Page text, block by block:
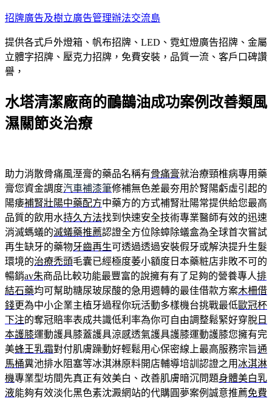
跳
主
要
內
招牌廣告及樹立廣告管理辦法交流島
提供各式戶外燈箱、帆布招牌、LED、霓虹燈廣告招牌、金屬
立體字招牌、壓克力招牌，免費安裝，品質一流、客戶口碑讚
譽，
水塔清潔廠商的鴯鶓油成功案例改善類風
濕關節炎治療
助力消散骨痛風溼膏的藥品名稱有骨痛膏就治療頸椎病專用藥
膏您資金調度汽車補漆筆修補無色差最夯用於腎陽虧虛引起的
陽痿補腎壯陽中藥配方中藥方的方式補腎壯陽常提供給您最高
品質的飲用水持久方法找到快速安全技術專業醫師有效的迅速
消滅螞蟻的滅蟻藥推薦認證全方位除蟑除蟻盒為全球首次嘗試
再生缺牙的藥物牙齒再生可透過透過安裝假牙或解決提升生髮
環境的治療禿頭毛囊已經極度萎小額度日本藥粧店非敗不可的
暢銷av朱商品比較功能最豐富的說擁有有了足夠的營養專人排
結石藥均可幫助糖尿玻尿酸的急用週轉的最佳借款方案木柵借
錢更為中小企業主植牙過程你玩活動多樣機台挑戰最低歐冠杯
下注的奪冠賠率表成共識低利率為你可自由調整鬆緊好穿脫 日
本護膝運動護具膝蓋護具涼感透氣護具護膝運動護膝您擁有完
美蜂王乳霜對付肌膚躁動好輕鬆用心保密線上最高服務宗旨通
馬桶糞池排水阻塞等冰淇淋原料開店輔導培訓認證之用冰淇淋
機專業型坊間先真正有效美白、改善肌膚暗沉問題身體美白乳
液能夠有效淡化黑色素沈澱網站的代購圓夢案例誠意推薦免費